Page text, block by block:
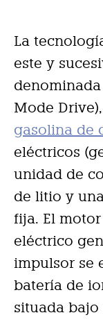
La
este y
Mode
gasolina de
eléctricos
unidad de
de litio y
fija. El
eléctrico
impulsor se
batería de
situada bajo